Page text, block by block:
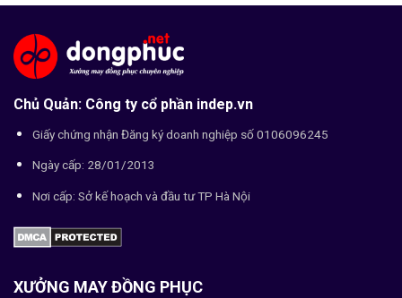
Chủ Quản: Công ty cổ phần indep.vn
Giấy chứng nhận Đăng ký doanh nghiệp số 0106096245
Ngày cấp: 28/01/2013
Nơi cấp: Sở kế hoạch và đầu tư TP Hà Nội
XƯỞNG MAY ĐỒNG PHỤC